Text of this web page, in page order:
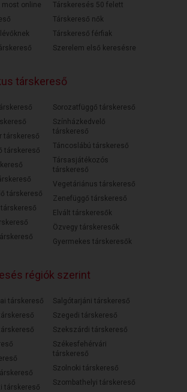
most online
Társkeresés 50 felett
Társkereső nők
Társkereső férfiak
Szerelem első keresésre
társkereső
társkereső
társkereső
társkereső
Sorozatfüggő társkereső
Színházkedvelő
társkereső
Táncoslábú társkereső
Társasjátékozós
társkereső
Vegetáriánus társkereső
Zenefüggő társkereső
Elvált társkeresők
Özvegy társkeresők
Gyermekes társkeresők
régiók szerint
társkereső
társkereső
Salgótarjáni társkereső
Szegedi társkereső
Szekszárdi társkereső
Székesfehérvári
társkereső
Szolnoki társkereső
Szombathelyi társkereső